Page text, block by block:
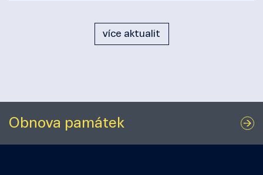
více aktualit
Obnova památek